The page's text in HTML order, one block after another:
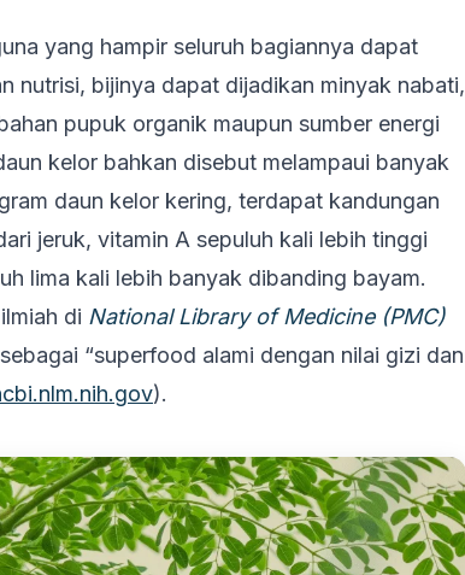
yang hampir seluruh bagiannya dapat
nutrisi, bijinya dapat dijadikan minyak nabati,
pupuk organik maupun sumber energi
kelor bahkan disebut melampaui banyak
daun kelor kering, terdapat kandungan
jeruk, vitamin A sepuluh kali lebih tinggi
lima kali lebih banyak dibanding bayam.
di National Library of Medicine (PMC)
“superfood alami dengan nilai gizi dan
).